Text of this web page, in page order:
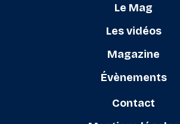
Le Mag
Les vidéos
Magazine
Évènements
Contact